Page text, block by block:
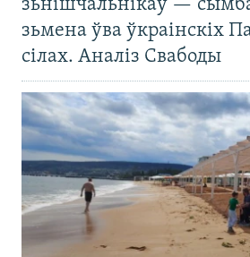
зьнішчальнікаў —
зьмена ўва ўкраінскіх
сілах. Аналіз Свабоды